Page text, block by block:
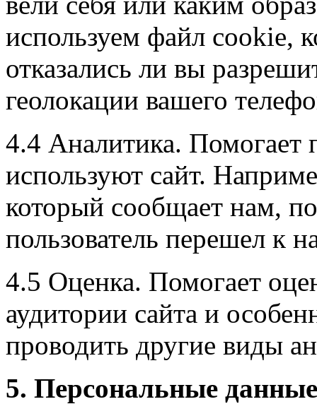
используем файл cookie,
отказались ли вы
геолокации вашего
4.4 Аналитика. Помогает
используют сайт.
который сообщает нам,
пользователь перешел к
4.5 Оценка. Помогает
аудитории сайта и
проводить другие виды
5. Персональные